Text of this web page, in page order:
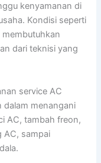
kenyamanan di
Kondisi seperti
dari teknisi yang
service AC
dalam menangani
AC, tambah freon,
AC, sampai